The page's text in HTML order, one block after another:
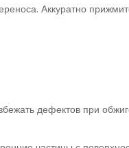
Аккуратно
дефектов при